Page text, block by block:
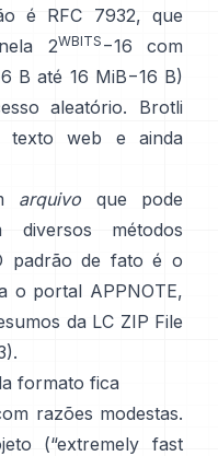
é RFC 7932, que
2WBITS −16 com
B até 16 MiB−16 B)
aleatório. Brotli
texto web e ainda
arquivo que pode
diversos métodos
padrão de fato é o
o portal APPNOTE,
da LC ZIP File
).
formato fica
razões modestas.
(“extremely fast